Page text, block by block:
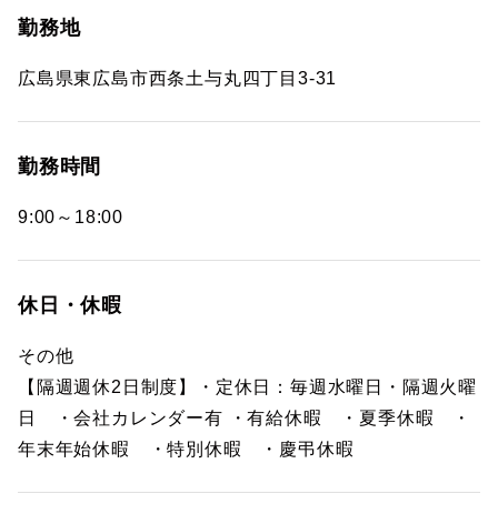
勤務地
広島県東広島市西条土与丸四丁目3-31
勤務時間
9:00～18:00
休日・休暇
その他
【隔週週休2日制度】・定休日：毎週水曜日・隔週火曜
日 ・会社カレンダー有 ・有給休暇 ・夏季休暇 ・
年末年始休暇 ・特別休暇 ・慶弔休暇